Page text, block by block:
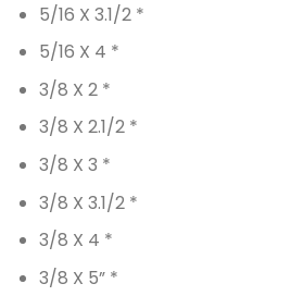
5/16 X 3.1/2 *
5/16 X 4 *
3/8 X 2 *
3/8 X 2.1/2 *
3/8 X 3 *
3/8 X 3.1/2 *
3/8 X 4 *
3/8 X 5” *